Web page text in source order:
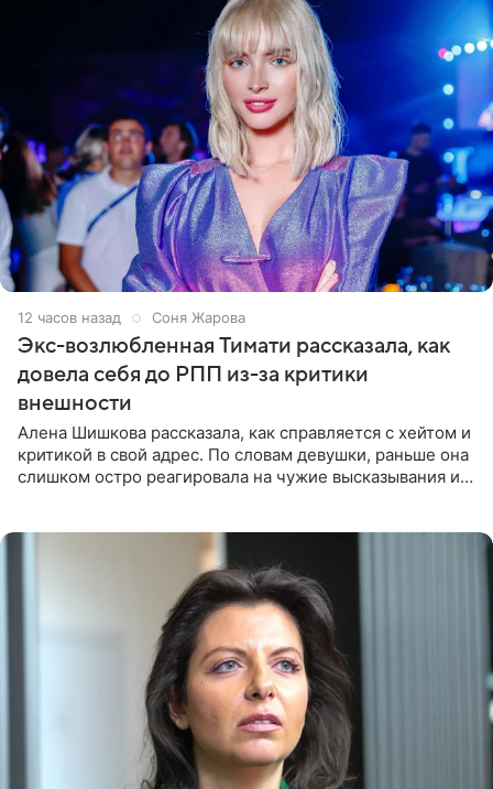
12 часов назад Соня Жарова
Экс-возлюбленная Тимати рассказала, как
довела себя до РПП из-за критики
внешности
Алена Шишкова рассказала, как справляется с хейтом и
критикой в свой адрес. По словам девушки, раньше она
слишком остро реагировала на чужие высказывания и